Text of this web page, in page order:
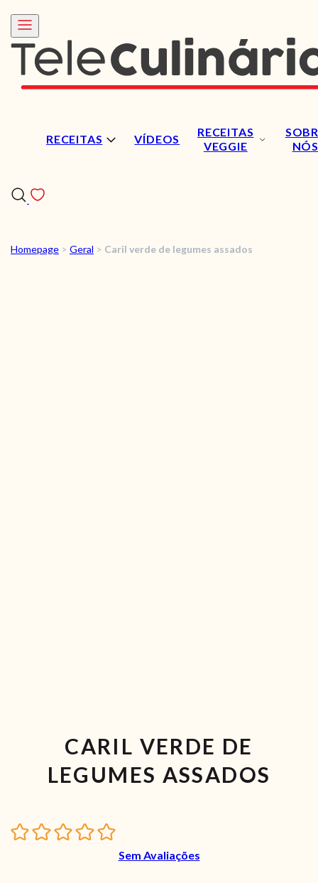
RECEITAS VÍDEOS
RECEITAS
VEGGIE
NÓS
RECEITAS
Homepage > Geral > Caril verde de legumes assados
CARIL VERDE DE
LEGUMES ASSADOS
Sem Avaliações